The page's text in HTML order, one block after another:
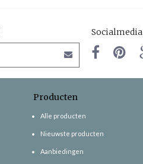
Socialmedia
Producten
Alle producten
Nieuwste producten
Aanbiedingen